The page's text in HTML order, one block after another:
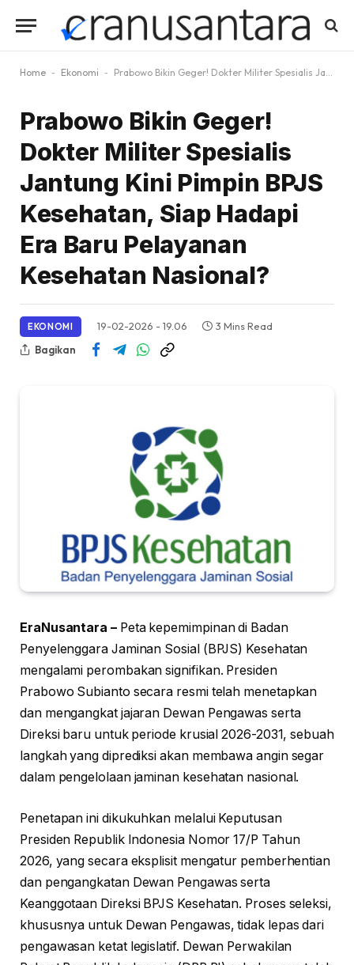
Home - Ekonomi - Prabowo Bikin Geger! Dokter Militer Spesialis Jantung Kini Pimpin BPJS Kesehatan, Siap Hadapi Era Baru Pelayanan Kesehatan Nasional?
Prabowo Bikin Geger!
Dokter Militer Spesialis
Jantung Kini Pimpin BPJS
Kesehatan, Siap Hadapi
Era Baru Pelayanan
Kesehatan Nasional?
EKONOMI 19-02-2026 - 19.06
3 Mins Read
Bagikan
EraNusantara –Peta kepemimpinan di Badan
Penyelenggara Jaminan Sosial (BPJS) Kesehatan
mengalami perombakan signifikan. Presiden
Prabowo Subianto secara resmi telah menetapkan
dan mengangkat jajaran Dewan Pengawas serta
Direksi baru untuk periode krusial 2026-2031, sebuah
langkah yang diprediksi akan membawa angin segar
dalam pengelolaan jaminan kesehatan nasional.
Penetapan ini dikukuhkan melalui Keputusan
Presiden Republik Indonesia Nomor 17/P Tahun
2026, yang secara eksplisit mengatur pemberhentian
dan pengangkatan Dewan Pengawas serta
Keanggotaan Direksi BPJS Kesehatan. Proses seleksi,
khususnya untuk Dewan Pengawas, tidak lepas dari
pengawasan ketat legislatif. Dewan Perwakilan